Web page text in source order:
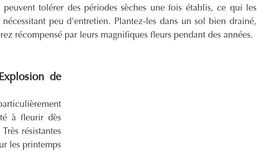
peuvent tolérer des périodes sèches une fois établis, ce qui les
peu d'entretien. Plantez-les dans un sol bien drainé,
récompensé par leurs magnifiques fleurs pendant des années.
de
à fleurir dès
résistantes
les printemps